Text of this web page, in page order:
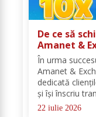
De ce să
Amanet &
euro cash!
În urma
Amanet &
dedicată
și își înscriu
Operațiunile
22 iulie 2026